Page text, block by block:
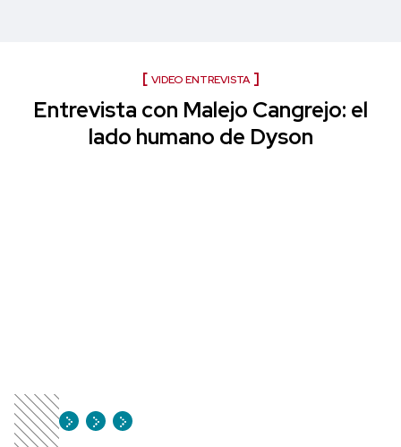
VIDEO ENTREVISTA
Entrevista con Malejo Cangrejo: el
lado humano de Dyson